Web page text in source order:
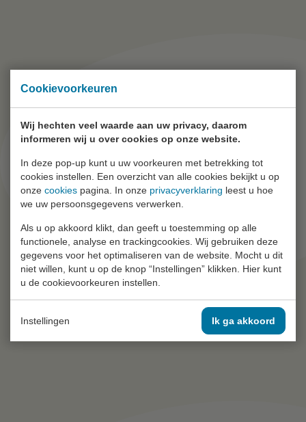
Cookievoorkeuren
Wij hechten veel waarde aan uw privacy, daarom
informeren wij u over cookies op onze website.
In deze pop-up kunt u uw voorkeuren met betrekking tot
cookies instellen. Een overzicht van alle cookies bekijkt u op
onze cookies pagina. In onze privacyverklaring leest u hoe
we uw persoonsgegevens verwerken.
Als u op akkoord klikt, dan geeft u toestemming op alle
functionele, analyse en trackingcookies. Wij gebruiken deze
gegevens voor het optimaliseren van de website. Mocht u dit
niet willen, kunt u op de knop “Instellingen” klikken. Hier kunt
u de cookievoorkeuren instellen.
Instellingen Ik ga akkoord